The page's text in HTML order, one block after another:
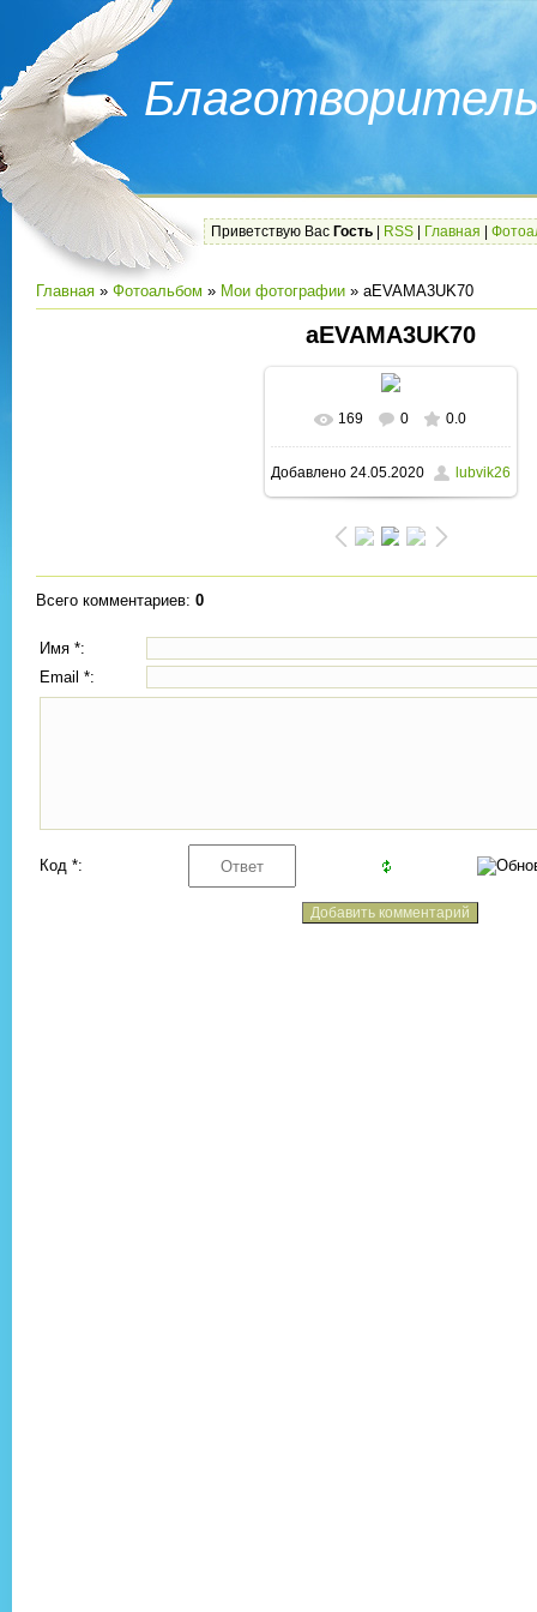
Приветствую Вас Гость RSS Главная
Главная » Фотоальбом » Мои фотографии » aEVAMA3UK70
aEVAMA3UK70
В реальном размере
1280x960/ 260.9Kb
169 0 0.0
Добавлено24.05.2020 lubvik26
Всего комментариев: 0
Имя *:
Email *:
Код *: